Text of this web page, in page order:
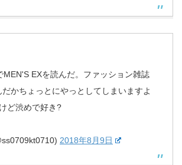
MEN'S EXを読んだ。ファッション雑誌
かちょっとにやっとしてしまいますよ
ど渋めで好き?
2018年8月9日